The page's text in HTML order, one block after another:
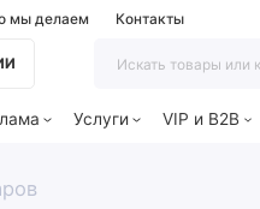
мы делаем Контакты
Услуги VIP и B2B